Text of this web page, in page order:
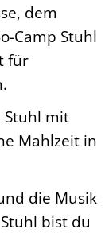
dem
Camp Stuhl
für
Stuhl mit
Mahlzeit in
die Musik
bist du